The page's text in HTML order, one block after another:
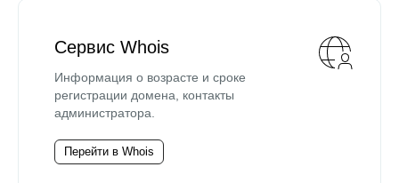
Сервис Whois
Информация о возрасте и сроке
регистрации домена, контакты
администратора.
Перейти в Whois